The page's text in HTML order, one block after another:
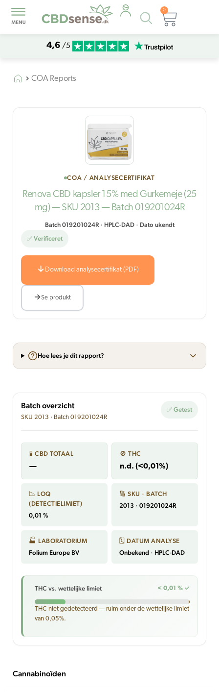
Products
search
0
Kurv
4,6 /5
COA Reports
COA / ANALYSECERTIFIKAT
Renova CBD kapsler 15% med Gurkemeje (25
mg) — SKU 2013 — Batch 019201024R
Batch 019201024R · HPLC-DAD · Dato ukendt
✅ Verificeret
Download analysecertifikat (PDF)
Se produkt
Hoe lees je dit rapport?
Batch overzicht
SKU 2013 · Batch 019201024R
✅ Getest
🧪 CBD TOTAAL
—
🚫 THC
n.d. (<0,01%)
📉 LOQ
(DETECTIELIMIET)
0,01 %
🔢 SKU · BATCH
2013 · 019201024R
🏭 LABORATORIUM
Folium Europe BV
🗓 DATUM ANALYSE
Onbekend · HPLC-DAD
THC vs. wettelijke limiet < 0,01 % ✓
THC niet gedetecteerd — ruim onder de wettelijke limiet
van 0,05%.
Cannabinoïden